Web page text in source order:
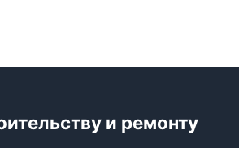
и ремонту